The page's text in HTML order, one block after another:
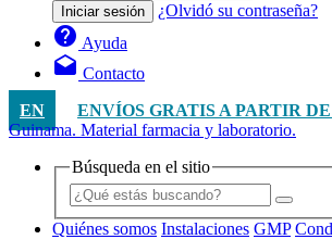
Iniciar sesión ¿Olvidó su contraseña?
help Ayuda
drafts Contacto
EN
ENVÍOS GRATIS A PARTIR
Guinama. Material farmacia y laboratorio.
Búsqueda en el sitio
Quiénes somos Instalaciones GMP